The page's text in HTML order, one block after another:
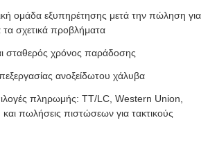
ομάδα εξυπηρέτησης μετά την πώληση για
τα σχετικά προβλήματα
σταθερός χρόνος παράδοσης
ανοξείδωτου χάλυβα
πληρωμής: TT/LC, Western Union,
πωλήσεις πιστώσεων για τακτικούς